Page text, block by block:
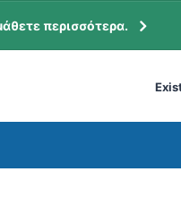
περισσότερα.